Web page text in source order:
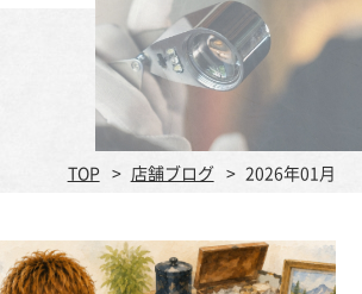
TOP 店舗ブログ 2026年01月